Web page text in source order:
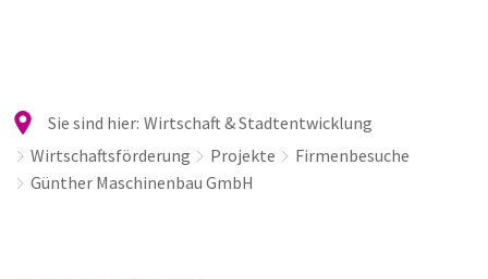
Sie sind hier: Wirtschaft & Stadtentwicklung
Wirtschaftsförderung
Projekte
Firmenbesuche
Günther Maschinenbau GmbH